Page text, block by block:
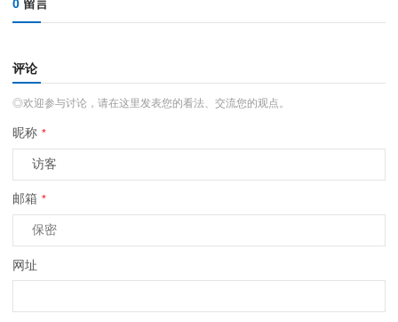
0 留言
评论
◎欢迎参与讨论，请在这里发表您的看法、交流您的观点。
昵称 *
邮箱 *
网址